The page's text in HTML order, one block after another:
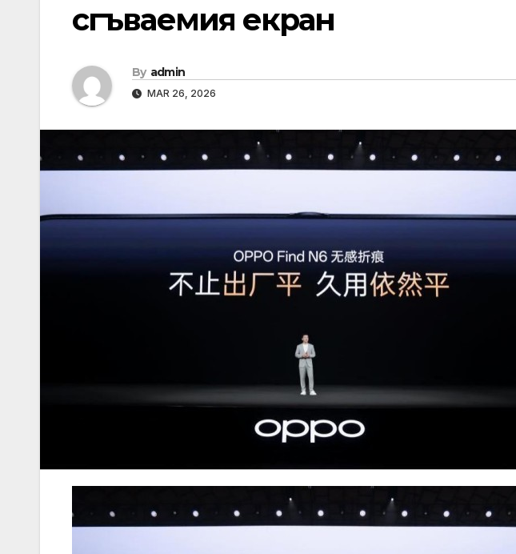
сгъваемия екран
By admin
MAR 26, 2026